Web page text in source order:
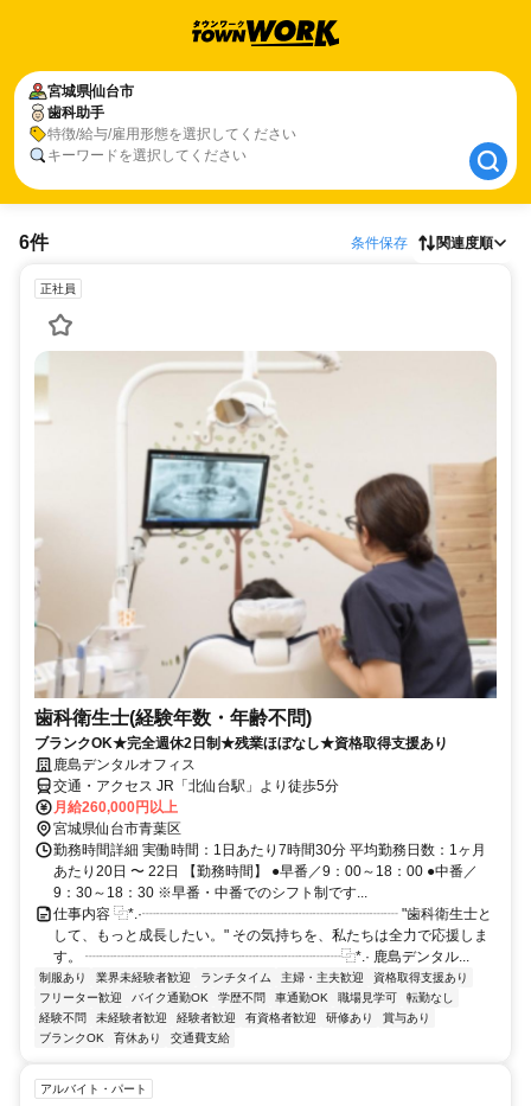
宮城県仙台市
歯科助手
特徴/給与/雇用形態を選択してください
キーワードを選択してください
宮城県仙台市
歯科助手
6件 条件保存 関連度順
正社員
歯科衛生士(経験年数・年齢不問)
ブランクOK★完全週休2日制★残業ほぼなし★資格取得支援あり
鹿島デンタルオフィス
交通・アクセス JR「北仙台駅」より徒歩5分
月給260,000円以上
宮城県仙台市青葉区
勤務時間詳細 実働時間：1日あたり7時間30分 平均勤務日数：1ヶ月
あたり20日 〜 22日 【勤務時間】 ●早番／9：00～18：00 ●中番／
9：30～18：30 ※早番・中番でのシフト制です...
仕事内容 ⿻*.·┈┈┈┈┈┈┈┈┈┈┈┈┈┈┈┈┈┈ "歯科衛生士と
して、もっと成長したい。" その気持ちを、私たちは全力で応援しま
す。 ┈┈┈┈┈┈┈┈┈┈┈┈┈┈┈┈┈┈⿻*.· 鹿島デンタル...
制服あり 業界未経験者歓迎 ランチタイム 主婦・主夫歓迎
資格取得支援あり
フリーター歓迎
バイク通勤OK 学歴不問 車通勤OK 職場見学可
転勤なし
経験不問
未経験者歓迎 経験者歓迎 有資格者歓迎 研修あり
賞与あり
ブランクOK
育休あり 交通費支給
アルバイト・パート